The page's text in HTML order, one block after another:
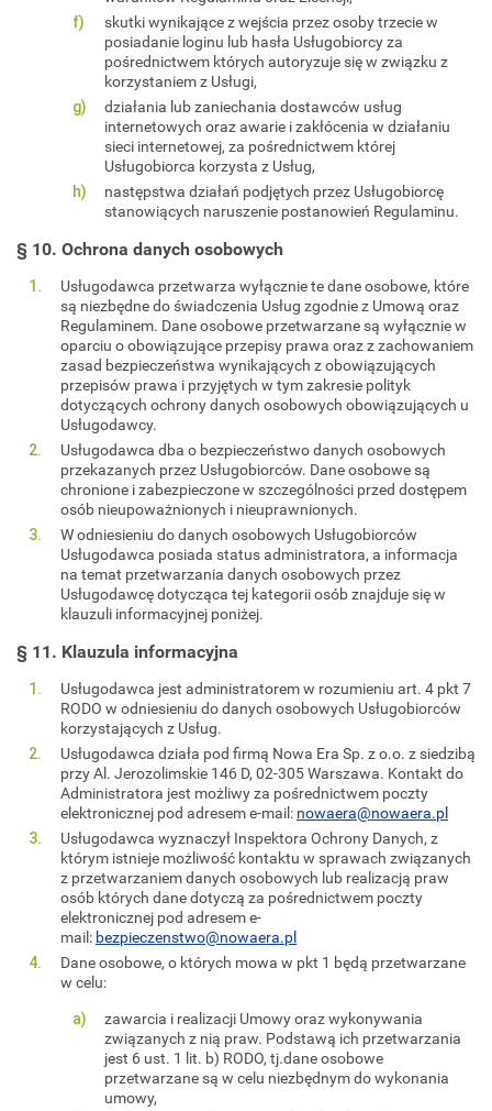
skutki wynikające z wejścia przez osoby trzecie w
posiadanie loginu lub hasła Usługobiorcy za
pośrednictwem których autoryzuje się w związku z
korzystaniem z Usługi,
działania lub zaniechania dostawców usług
internetowych oraz awarie i zakłócenia w działaniu
sieci internetowej, za pośrednictwem której
Usługobiorca korzysta z Usług,
następstwa działań podjętych przez Usługobiorcę
stanowiących naruszenie postanowień Regulaminu.
§ 10. Ochrona danych osobowych
Usługodawca przetwarza wyłącznie te dane osobowe, które
są niezbędne do świadczenia Usług zgodnie z Umową oraz
Regulaminem. Dane osobowe przetwarzane są wyłącznie w
oparciu o obowiązujące przepisy prawa oraz z zachowaniem
zasad bezpieczeństwa wynikających z obowiązujących
przepisów prawa i przyjętych w tym zakresie polityk
dotyczących ochrony danych osobowych obowiązujących u
Usługodawcy.
Usługodawca dba o bezpieczeństwo danych osobowych
przekazanych przez Usługobiorców. Dane osobowe są
chronione i zabezpieczone w szczególności przed dostępem
osób nieupoważnionych i nieuprawnionych.
W odniesieniu do danych osobowych Usługobiorców
Usługodawca posiada status administratora, a informacja
na temat przetwarzania danych osobowych przez
Usługodawcę dotycząca tej kategorii osób znajduje się w
klauzuli informacyjnej poniżej.
§ 11. Klauzula informacyjna
Usługodawca jest administratorem w rozumieniu art. 4 pkt 7
RODO w odniesieniu do danych osobowych Usługobiorców
korzystających z Usług.
Usługodawca działa pod firmą Nowa Era Sp. z o.o. z siedzibą
przy Al. Jerozolimskie 146 D, 02-305 Warszawa. Kontakt do
Administratora jest możliwy za pośrednictwem poczty
elektronicznej pod adresem e-mail: nowaera@nowaera.pl
Usługodawca wyznaczył Inspektora Ochrony Danych, z
którym istnieje możliwość kontaktu w sprawach związanych
z przetwarzaniem danych osobowych lub realizacją praw
osób których dane dotyczą za pośrednictwem poczty
elektronicznej pod adresem e-
mail: bezpieczenstwo@nowaera.pl
Dane osobowe, o których mowa w pkt 1 będą przetwarzane
w celu:
zawarcia i realizacji Umowy oraz wykonywania
związanych z nią praw. Podstawą ich przetwarzania
jest 6 ust. 1 lit. b) RODO, tj.dane osobowe
przetwarzane są w celu niezbędnym do wykonania
umowy,